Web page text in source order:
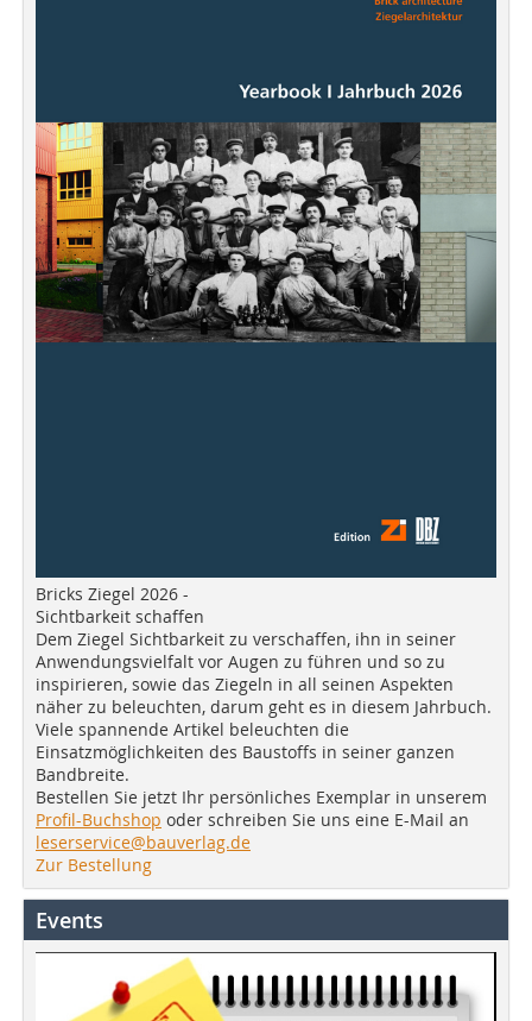
Bricks Ziegel 2026 -
Sichtbarkeit schaffen
Dem Ziegel Sichtbarkeit zu verschaffen, ihn in seiner
Anwendungsvielfalt vor Augen zu führen und so zu
inspirieren, sowie das Ziegeln in all seinen Aspekten
näher zu beleuchten, darum geht es in diesem Jahrbuch.
Viele spannende Artikel beleuchten die
Einsatzmöglichkeiten des Baustoffs in seiner ganzen
Bandbreite.
Bestellen Sie jetzt Ihr persönliches Exemplar in unserem
Profil-Buchshop oder schreiben Sie uns eine E-Mail an
leserservice@bauverlag.de
Zur Bestellung
Events